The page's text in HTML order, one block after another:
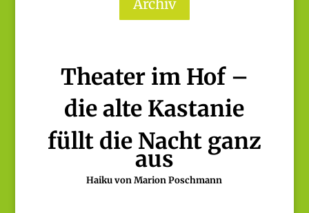
Archiv
Theater im Hof –
die alte Kastanie
füllt die Nacht ganz
aus
Haiku von Marion Poschmann